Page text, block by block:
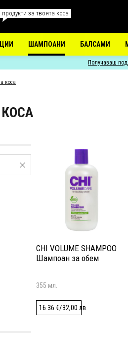
продукти за твоята коса
ШАМПОАНИ БАЛСАМИ
Получаваш
коса
CHI VOLUME SHAMPOO
Шампоан за обем
355 мл.
16.36 €/32,00 лв.